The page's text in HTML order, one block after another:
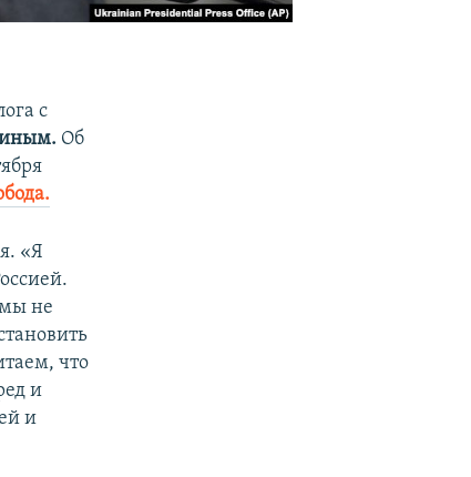
с
Об
«Я
не
что
и
и